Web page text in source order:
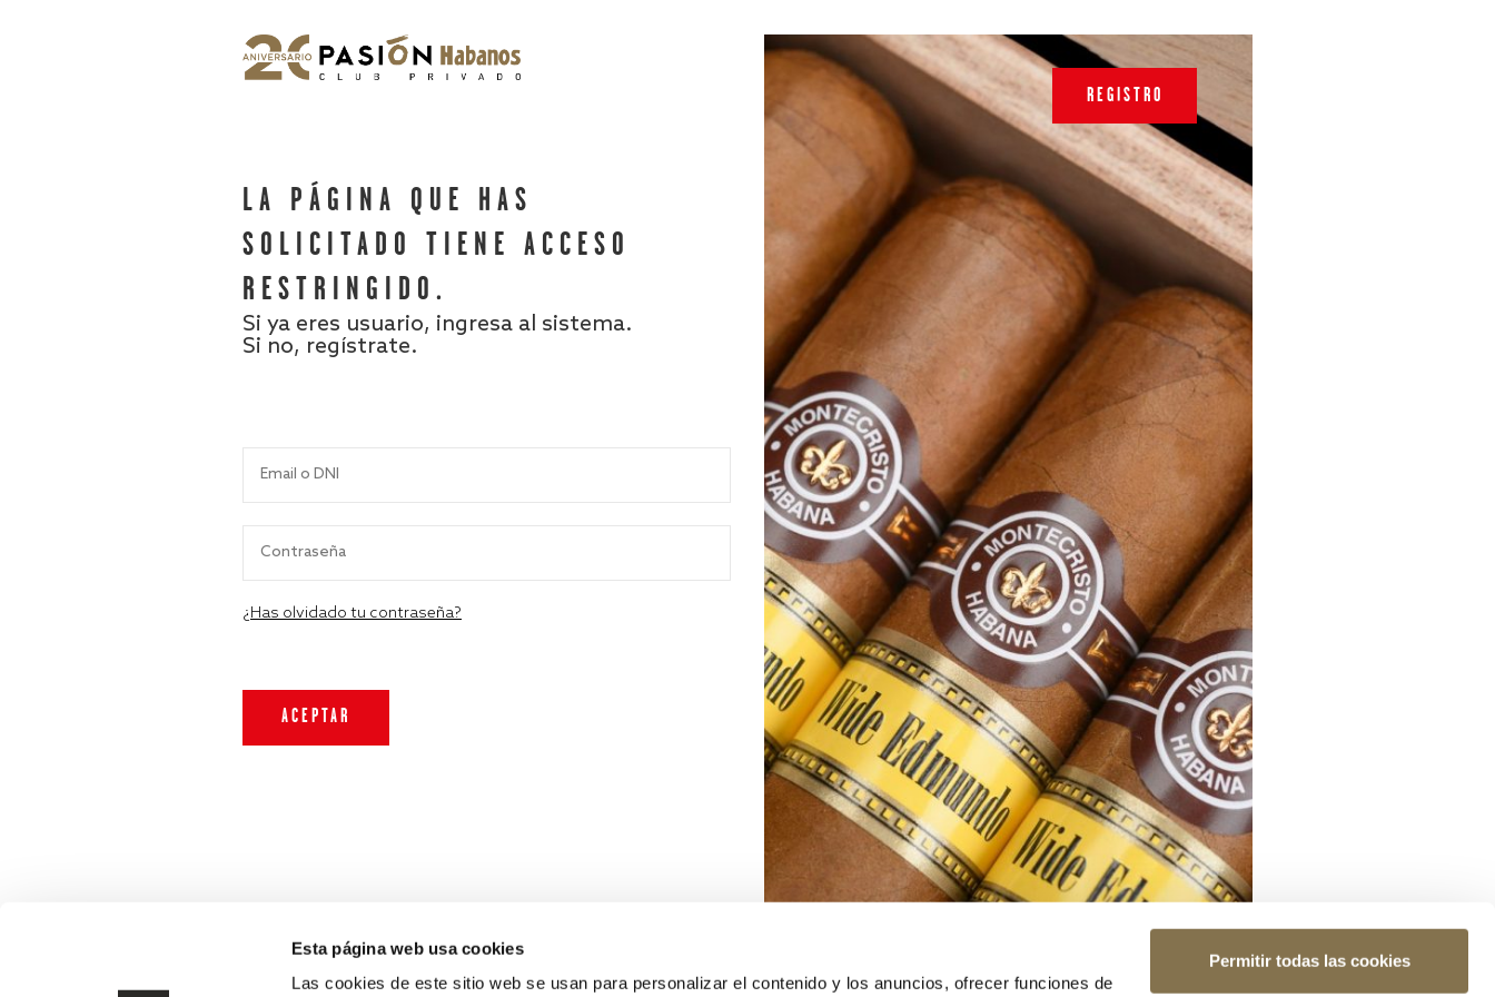
Esta página web usa cookies
Las cookies de este sitio web se usan para personalizar el contenido y los anuncios, ofrecer funciones de
Permitir todas las cookies
LA PÁGINA QUE HAS
SOLICITADO TIENE ACCESO
RESTRINGIDO.
Si ya eres usuario, ingresa al sistema.
Si no, regístrate.
¿Has olvidado tu contraseña?
REGISTRO